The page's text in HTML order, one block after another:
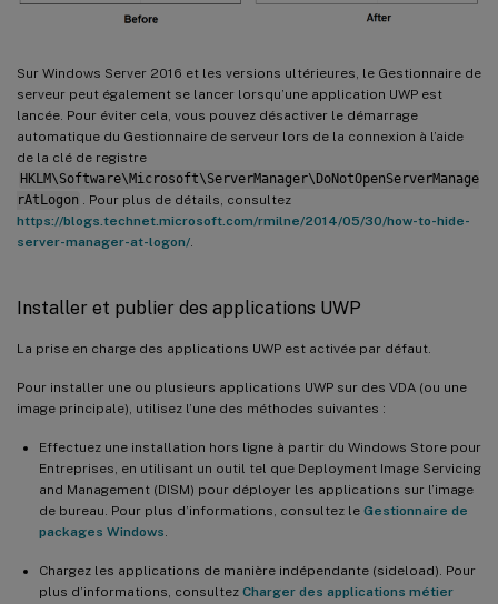
Sur Windows Server 2016 et les versions ultérieures, le Gestionnaire de
serveur peut également se lancer lorsqu’une application UWP est
lancée. Pour éviter cela, vous pouvez désactiver le démarrage
automatique du Gestionnaire de serveur lors de la connexion à l’aide
de la clé de registre
HKLM\Software\Microsoft\ServerManager\DoNotOpenServerManage
rAtLogon . Pour plus de détails, consultez
https://blogs.technet.microsoft.com/rmilne/2014/05/30/how-to-hide-
server-manager-at-logon/.
Installer et publier des applications UWP
La prise en charge des applications UWP est activée par défaut.
Pour installer une ou plusieurs applications UWP sur des VDA (ou une
image principale), utilisez l’une des méthodes suivantes :
Effectuez une installation hors ligne à partir du Windows Store pour
Entreprises, en utilisant un outil tel que Deployment Image Servicing
and Management (DISM) pour déployer les applications sur l’image
de bureau. Pour plus d’informations, consultez le Gestionnaire de
packages Windows.
Chargez les applications de manière indépendante (sideload). Pour
plus d’informations, consultez Charger des applications métier